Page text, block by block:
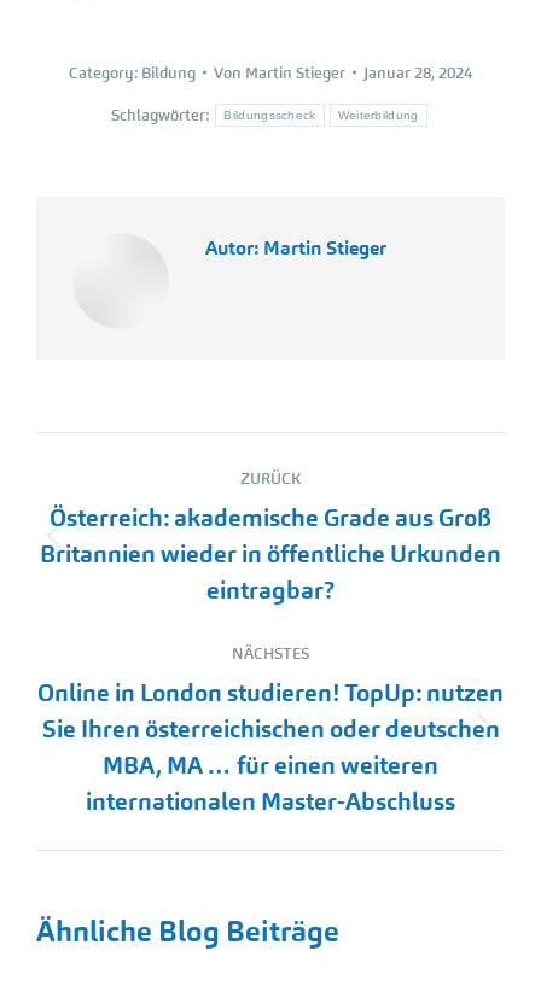
Category: Bildung Von Martin Stieger Januar 28, 2024
Schlagwörter: Bildungsscheck Weiterbildung
Autor: Martin Stieger
Kommentarnavigation
ZURÜCK
Vorheriger
Beitrag:
Österreich: akademische Grade aus Groß
Britannien wieder in öffentliche Urkunden
eintragbar?
NÄCHSTES
Nächster
Beitrag:
Online in London studieren! TopUp: nutzen
Sie Ihren österreichischen oder deutschen
MBA, MA … für einen weiteren
internationalen Master-Abschluss
Ähnliche Blog Beiträge